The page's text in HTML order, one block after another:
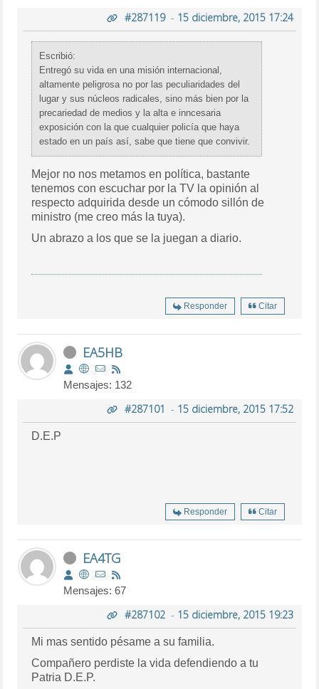
#287119- 15 diciembre, 2015 17:24
Escribió:
Entregó su vida en una misión internacional,
altamente peligrosa no por las peculiaridades del
lugar y sus núcleos radicales, sino más bien por la
precariedad de medios y la alta e inncesaria
exposición con la que cualquier policía que haya
estado en un país así, sabe que tiene que convivir.
Mejor no nos metamos en política, bastante
tenemos con escuchar por la TV la opinión al
respecto adquirida desde un cómodo sillón de
ministro (me creo más la tuya).
Un abrazo a los que se la juegan a diario.
Responder Citar
EA5HB
Mensajes: 132
#287101 - 15 diciembre, 2015 17:52
D.E.P
Responder Citar
EA4TG
Mensajes: 67
#287102- 15 diciembre, 2015 19:23
Mi mas sentido pésame a su familia.
Compañero perdiste la vida defendiendo a tu
Patria D.E.P.